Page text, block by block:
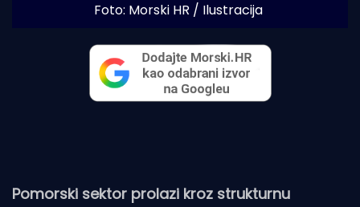
Foto: Morski HR / Ilustracija
Pomorski sektor prolazi kroz strukturnu